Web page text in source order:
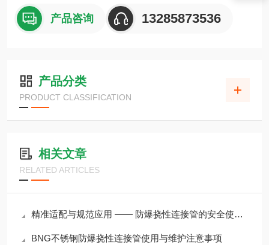
产品咨询 13285873536
产品分类
PRODUCT CLASSIFICATION
相关文章
RELATED ARTICLES
精准适配与规范应用 —— 防爆挠性连接管的安全使用要点
BNG不锈钢防爆挠性连接管使用与维护注意事项